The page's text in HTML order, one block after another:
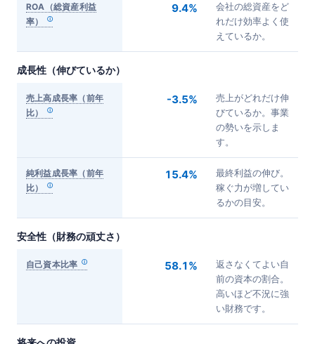
ROA（総資産利益
率）
9.4%
会社の総資産をど
れだけ効率よく使
えているか。
成長性（伸びているか）
売上高成長率（前年
比）
-3.5%
売上がどれだけ伸
びているか。事業
の勢いを示しま
す。
純利益成長率（前年
比）
15.4%
最終利益の伸び。
稼ぐ力が増してい
るかの目安。
安全性（財務の頑丈さ）
自己資本比率 58.1%
返さなくてよい自
前の資本の割合。
高いほど不況に強
い財務です。